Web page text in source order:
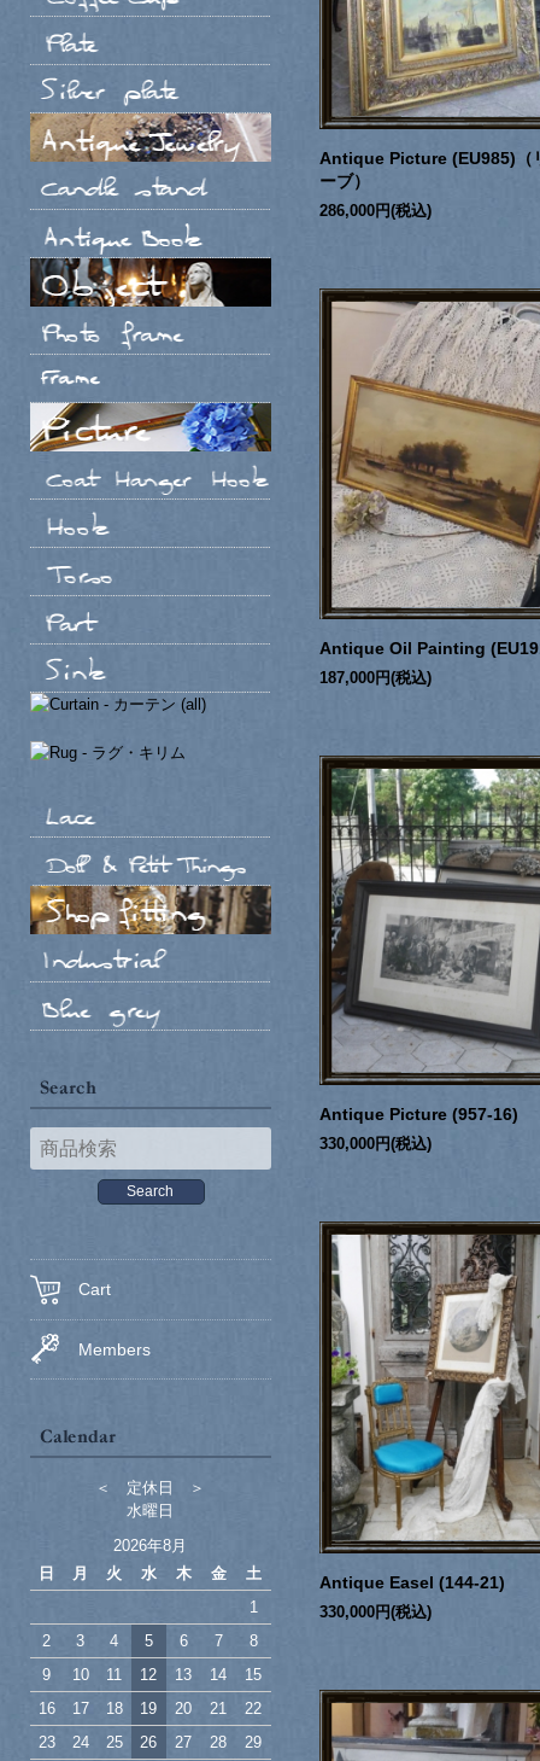
Cart
Members
＜ 定休日 ＞
水曜日
2026年8月
日
月 火 水 木 金
土
1
2
3 4 5 6 7
8
9
10 11 12 13 14
15
16
17 18 19 20 21
22
23
24 25 26 27 28
29
Antique Picture (EU985)（
ーブ）
286,000円(税込)
Antique Oil Painting
187,000円(税込)
Antique Picture (957-16)
330,000円(税込)
Antique Easel (144-21)
330,000円(税込)